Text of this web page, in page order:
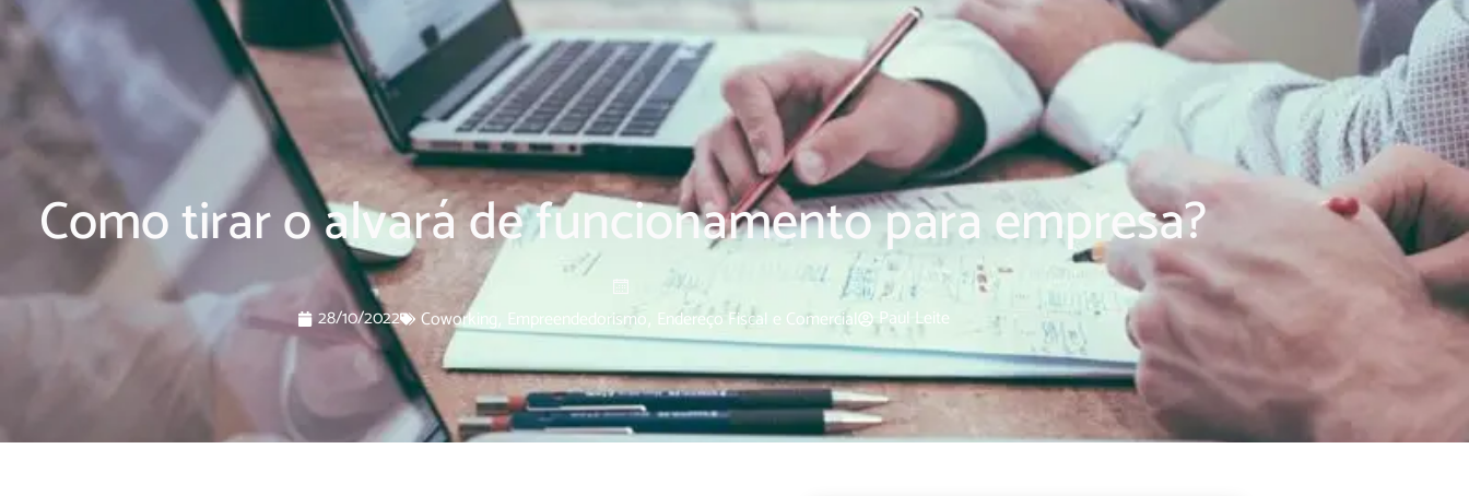
Como tirar o alvará de funcionamento para empresa?
28/10/2022 Coworking Empreendedorismo Endereço Fiscal e Comercial Paul Leite